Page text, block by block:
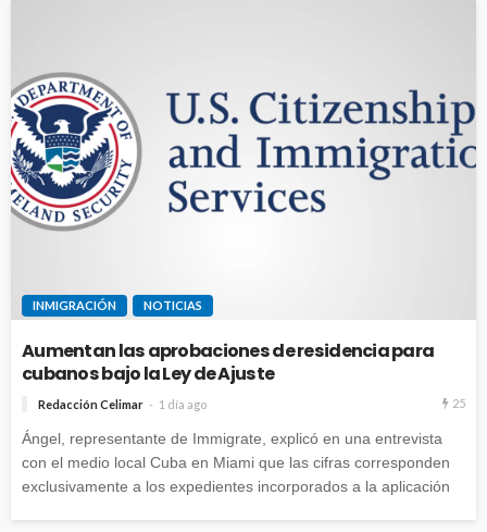
INMIGRACIÓN NOTICIAS
Aumentan las aprobaciones de residencia para
cubanos bajo la Ley de Ajuste
Redacción Celimar 1 día ago 25
Ángel, representante de Immigrate, explicó en una entrevista
con el medio local Cuba en Miami que las cifras corresponden
exclusivamente a los expedientes incorporados a la aplicación